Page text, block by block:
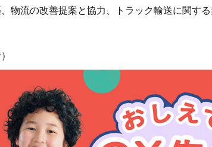
物流の改善提案と協力、トラック輸送に関す